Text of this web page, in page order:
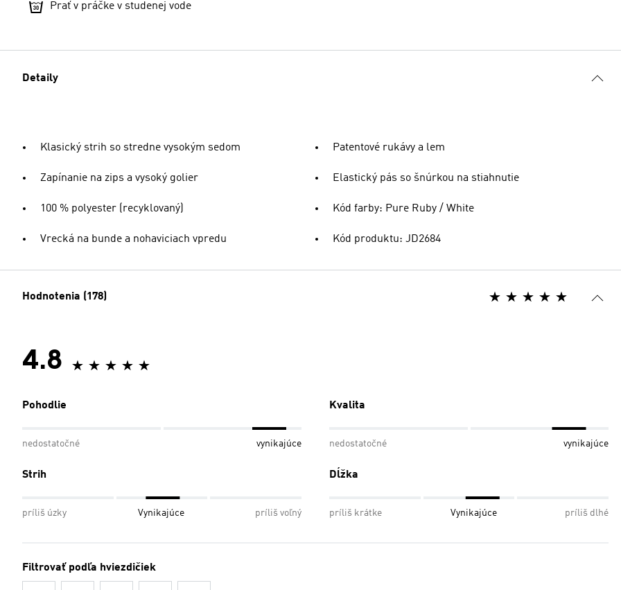
Prať v práčke v studenej vode
Detaily
Klasický strih so stredne vysokým sedom
Zapínanie na zips a vysoký golier
100 % polyester (recyklovaný)
Vrecká na bunde a nohaviciach vpredu
Patentové rukávy a lem
Elastický pás so šnúrkou na stiahnutie
Kód farby: Pure Ruby / White
Kód produktu: JD2684
Hodnotenia (178)
4.8
Pohodlie
nedostatočné vynikajúce
Kvalita
nedostatočné vynikajúce
Strih
príliš úzky Vynikajúce príliš voľný
Dĺžka
príliš krátke Vynikajúce príliš dlhé
Filtrovať podľa hviezdičiek